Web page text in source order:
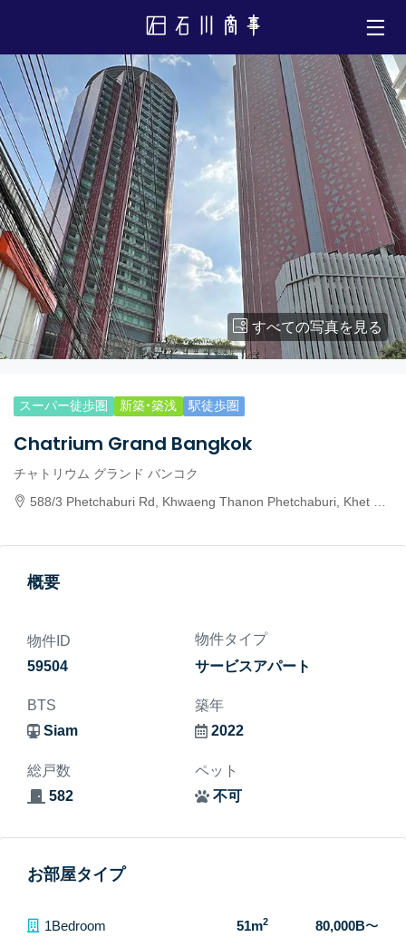
すべての写真を見る
スーパー徒歩圏 新築・築浅 駅徒歩圏
Chatrium Grand Bangkok
チャトリウム グランド バンコク
588/3 Phetchaburi Rd, Khwaeng Thanon Phetchaburi, Khet Ratchathewi, Krung Thep Maha Nakhon 10400, Thailand
概要
物件ID
59504
物件タイプ
サービスアパート
BTS
Siam
築年
2022
総戸数
582
ペット
不可
お部屋タイプ
1Bedroom 51m2 80,000B〜